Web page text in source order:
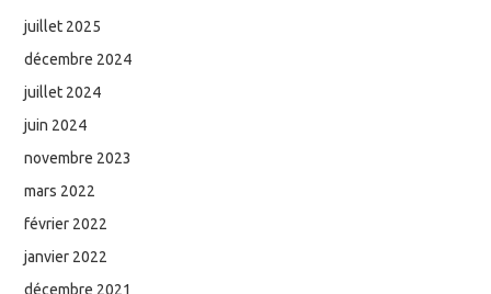
juillet 2025
décembre 2024
juillet 2024
juin 2024
novembre 2023
mars 2022
février 2022
janvier 2022
décembre 2021